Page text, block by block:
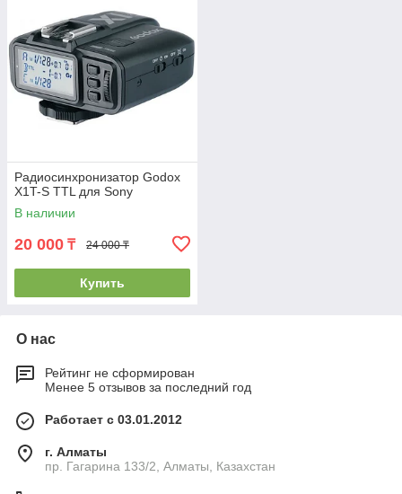
Радиосинхронизатор Godox
X1T-S TTL для Sony
В наличии
20 000 ₸ 24 000 ₸
Купить
О нас
Рейтинг не сформирован
Менее 5 отзывов за последний год
Работает с 03.01.2012
г. Алматы
пр. Гагарина 133/2, Алматы, Казахстан